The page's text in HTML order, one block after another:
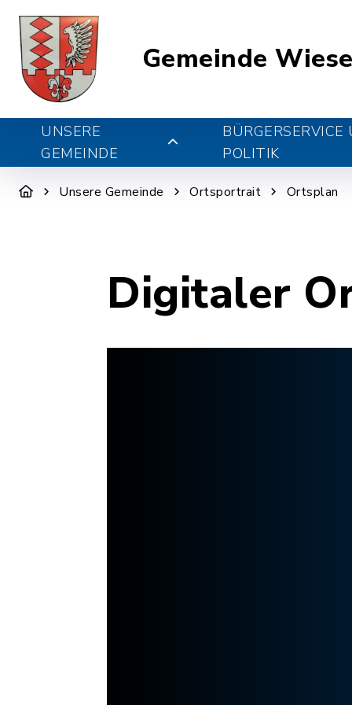
Gemeinde
UNSERE
GEMEINDE
BÜRGERSERVICE
POLITIK
Unsere Gemeinde Ortsportrait Ortsplan
Digitaler